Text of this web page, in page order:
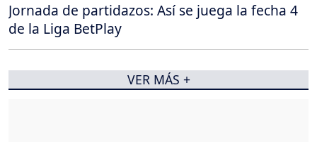
Jornada de partidazos: Así se juega la fecha 4
de la Liga BetPlay
VER MÁS +